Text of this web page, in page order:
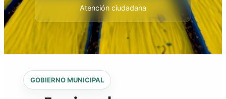
Atención ciudadana
GOBIERNO MUNICIPAL